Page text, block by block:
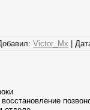
Victor_Mx |